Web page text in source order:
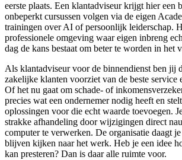
eerste plaats. Een klantadviseur krijgt hier een
onbeperkt cursussen volgen via de eigen
trainingen over AI of persoonlijk leiderschap.
professionele omgeving waar eigen inbreng
dag de kans bestaat om beter te worden in het
Als klantadviseur voor de binnendienst ben jij
zakelijke klanten voorziet van de beste service
Of het nu gaat om schade- of
precies wat een ondernemer nodig heeft en
oplossingen voor die echt waarde toevoegen.
strakke afhandeling door wijzigingen direct
computer te verwerken. De organisatie daagt
blijven kijken naar het werk. Heb je een idee
kan presteren? Dan is daar alle ruimte voor.